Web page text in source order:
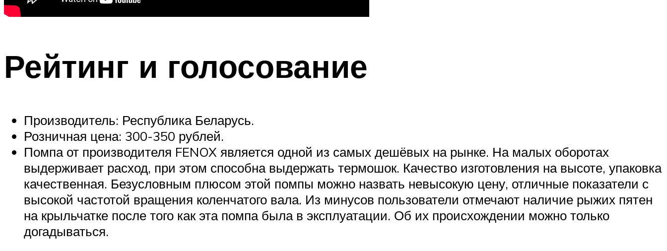
Рейтинг и голосование
Производитель: Республика Беларусь.
Розничная цена: 300-350 рублей.
Помпа от производителя FENOX является одной из самых дешёвых на рынке. На малых оборотах
выдерживает расход, при этом способна выдержать термошок. Качество изготовления на высоте, упаковка
качественная. Безусловным плюсом этой помпы можно назвать невысокую цену, отличные показатели с
высокой частотой вращения коленчатого вала. Из минусов пользователи отмечают наличие рыжих пятен
на крыльчатке после того как эта помпа была в эксплуатации. Об их происхождении можно только
догадываться.